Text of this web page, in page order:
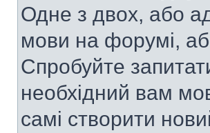
Одне з двох, або
мови на форумі,
Спробуйте
необхідний вам
самі створити